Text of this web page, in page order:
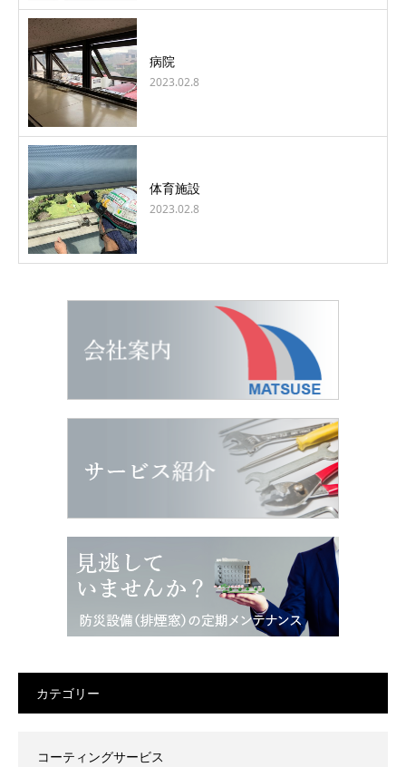
病院
2023.02.8
体育施設
2023.02.8
カテゴリー
コーティングサービス